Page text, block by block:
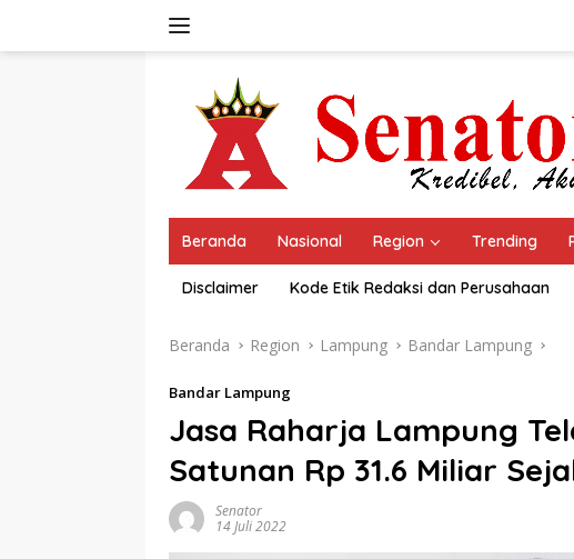
Beranda Nasional Region Trending
Disclaimer Kode Etik Redaksi dan Perusahaan
Beranda Region Lampung Bandar Lampung
Bandar Lampung
Jasa Raharja Lampung
Satunan Rp 31.6 Miliar
Senator
14 Juli 2022